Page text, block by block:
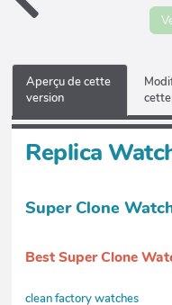
Aperçu de cette
version